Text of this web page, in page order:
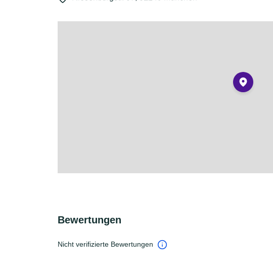
Bewertungen
Nicht verifizierte Bewertungen